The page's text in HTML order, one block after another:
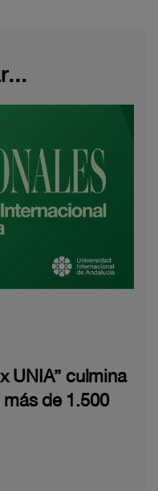
UNIA” culmina
de 1.500